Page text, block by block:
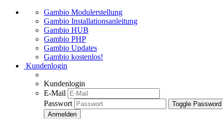
Gambio Modulerstellung
Gambio Installationsanleitung
Gambio HUB
Gambio PHP
Gambio Updates
Gambio kostenlos!
Kundenlogin
Kundenlogin
E-Mail
Passwort
Toggle